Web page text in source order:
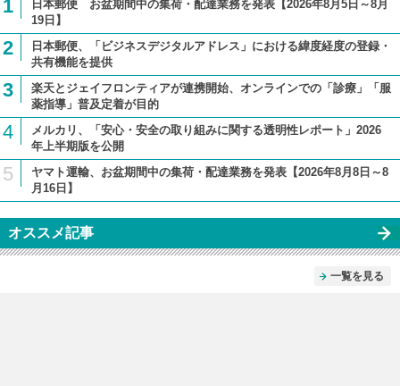
1
日本郵便 お盆期間中の集荷・配達業務を発表【2026年8月5日～8月
19日】
2
日本郵便、「ビジネスデジタルアドレス」における緯度経度の登録・
共有機能を提供
3
楽天とジェイフロンティアが連携開始、オンラインでの「診療」「服
薬指導」普及定着が目的
4
メルカリ、「安心・安全の取り組みに関する透明性レポート」2026
年上半期版を公開
5
ヤマト運輸、お盆期間中の集荷・配達業務を発表【2026年8月8日～8
月16日】
オススメ記事
一覧を見る